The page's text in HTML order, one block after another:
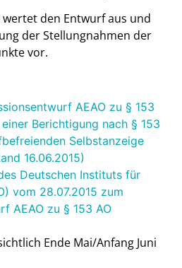
den Entwurf aus und
der Stellungnahmen der
vor.
AEAO zu § 153
Berichtigung nach § 153
Selbstanzeige
16.06.2015)
Deutschen Instituts für
vom 28.07.2015 zum
AEAO zu § 153 AO
Ende Mai/Anfang Juni